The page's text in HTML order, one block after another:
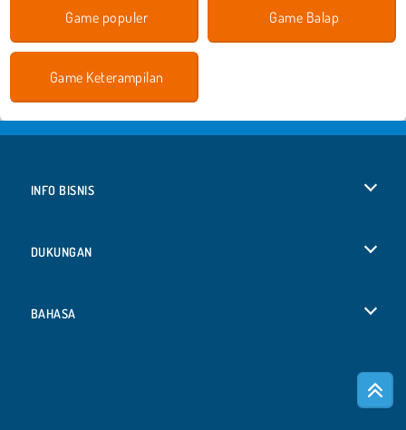
Game populer Game Balap
Game Keterampilan
INFO BISNIS
DUKUNGAN
BAHASA